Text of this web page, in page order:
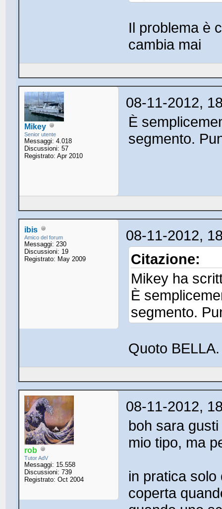
Il problema è
cambia mai
Mikey
Senior utente
Messaggi: 4.018
Discussioni: 57
Registrato: Apr 2010
08-11-2012,
È
segmento.
ibis
Amico del forum
Messaggi: 230
Discussioni: 19
Registrato: May 2009
08-11-2012,
Citazione:
Mikey ha
È
segmento.
Quoto
rob
Tutor AdV
Messaggi: 15.558
Discussioni: 739
Registrato: Oct 2004
08-11-2012,
boh sara
mio tipo, ma
in pratica
coperta